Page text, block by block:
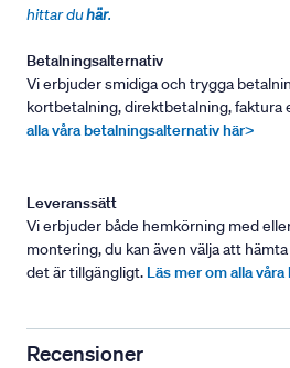
hittar duhär.
Betalningsalternativ
Vi erbjuder smidiga och trygga
kortbetalning, direktbetalning, faktura
alla våra betalningsalternativ här>
Leveranssätt
Vi erbjuder både hemkörning med
montering, du kan även välja att
det är tillgängligt. Läs mer om alla
Recensioner